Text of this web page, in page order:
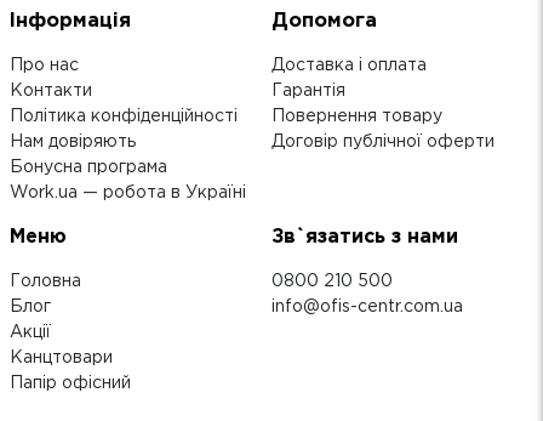
Інформація
Про нас
Контакти
Політика конфіденційності
Нам довіряють
Бонусна програма
Work.ua — робота в Україні
Допомога
Доставка і оплата
Гарантія
Повернення товару
Договір публічної оферти
Меню
Головна
Блог
Акції
Канцтовари
Папір офісний
Зв`язатись з нами
0800 210 500
info@ofis-centr.com.ua